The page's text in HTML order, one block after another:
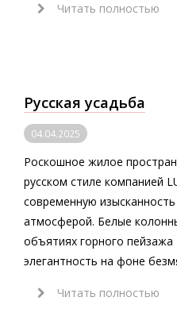
Читать полностью
Русская усадьба
04.04.2025
Роскошное жилое
русском стиле компанией
современную
атмосферой. Белые
объятиях горного
элегантность на фоне
Читать полностью